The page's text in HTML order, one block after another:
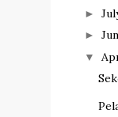
►
►
▼